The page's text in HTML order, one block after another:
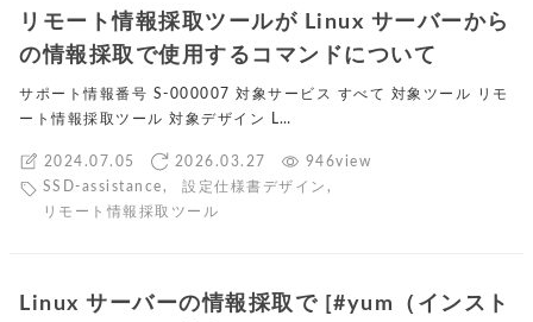
リモート情報採取ツールが Linux サーバーから
の情報採取で使用するコマンドについて
サポート情報番号 S-000007 対象サービス すべて 対象ツール リモ
ート情報採取ツール 対象デザイン L…
2024.07.05 2026.03.27
946view
SSD-assistance , 設定仕様書デザイン ,
リモート情報採取ツール
Linux サーバーの情報採取で [#yum（インスト